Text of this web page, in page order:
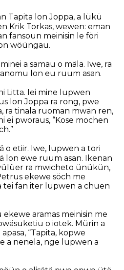
Tapita lon Joppa, a lükü
Krik Torkas, wewen: eman
fansoun meinisin le föri
wöüngau.
a samau o mäla. Iwe, ra
lon eu ruum asan.
Litta. Iei mine lupwen
lon Joppa ra rong, pwe
ra tinala ruoman mwän ren,
pworaus, “Kose mochen
o etiir. Iwe, lupwen a tori
lon ewe ruum asan. Ikenan
ra mwicheto ünükün,
ekewe söch me
tei fän iter lupwen a chüen
aramas meinisin me
o iotek. Mürin a
“Tapita, kopwe
a nenela, nge lupwen a